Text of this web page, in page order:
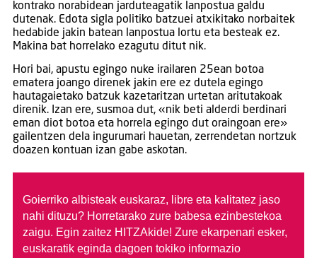
kontrako norabidean jarduteagatik lanpostua galdu
dutenak. Edota sigla politiko batzuei atxikitako norbaitek
hedabide jakin batean lanpostua lortu eta besteak ez.
Makina bat horrelako ezagutu ditut nik.
Hori bai, apustu egingo nuke irailaren 25ean botoa
ematera joango direnek jakin ere ez dutela egingo
hautagaietako batzuk kazetaritzan urtetan aritutakoak
direnik. Izan ere, susmoa dut, «nik beti alderdi berdinari
eman diot botoa eta horrela egingo dut oraingoan ere»
gailentzen dela ingurumari hauetan, zerrendetan nortzuk
doazen kontuan izan gabe askotan.
Goierriko albisteak euskaraz, libre eta kalitatez jaso
nahi dituzu? Horretarako zure babesa ezinbestekoa
zaigu. Egin zaitez HITZAkide! Zure ekarpenari esker,
euskaratik eginda dagoen tokiko informazio